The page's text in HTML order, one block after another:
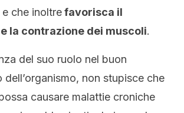
che inoltrefavorisca il
la contrazione dei muscoli.
del suo ruolo nel buon
non stupisce che
causare malattie croniche